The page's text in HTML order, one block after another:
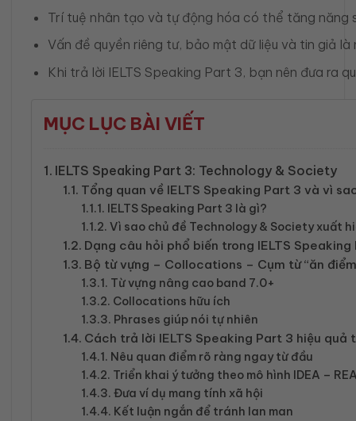
Trí tuệ nhân tạo và tự động hóa có thể tăng
Vấn đề quyền riêng tư, bảo mật dữ liệu và tin giả
Khi trả lời IELTS Speaking Part 3, bạn nên đưa ra
MỤC LỤC BÀI VIẾT
IELTS Speaking Part 3: Technology & Society
Tổng quan về IELTS Speaking Part 3 và vì
IELTS Speaking Part 3 là gì?
Vì sao chủ đề Technology & Society xuất
Dạng câu hỏi phổ biến trong IELTS
Bộ từ vựng – Collocations – Cụm từ “ăn
Từ vựng nâng cao band 7.0+
Collocations hữu ích
Phrases giúp nói tự nhiên
Cách trả lời IELTS Speaking Part 3 hiệu quả
Nêu quan điểm rõ ràng ngay từ đầu
Triển khai ý tưởng theo mô hình IDEA –
Đưa ví dụ mang tính xã hội
Kết luận ngắn để tránh lan man